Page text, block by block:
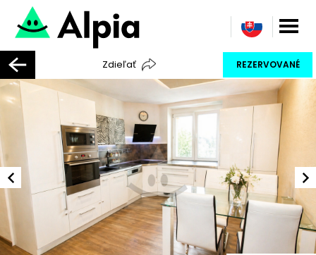
Zdieľať REZERVOVANÉ